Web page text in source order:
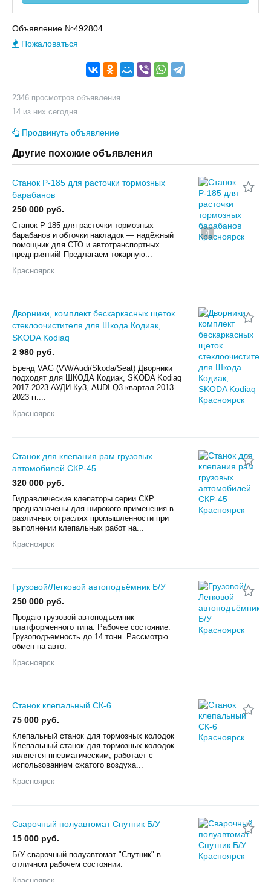
Объявление №492804
Пожаловаться
2346 просмотров объявления
14 из них сегодня
Продвинуть объявление
Другие похожие объявления
4
Станок Р-185 для расточки тормозных
барабанов
250 000 руб.
Станок Р-185 для расточки тормозных
барабанов и обточки накладок — надёжный
помощник для СТО и автотранспортных
предприятий! Предлагаем токарную...
Красноярск
Дворники, комплект бескаркасных щеток
стеклоочистителя для Шкода Кодиак,
SKODA Kodiaq
2 980 руб.
Бренд VAG (VW/Audi/Skoda/Seat) Дворники
подходят для ШКОДА Кодиак, SKODA Kodiaq
2017-2023 АУДИ Ку3, AUDI Q3 квартал 2013-
2023 гг....
Красноярск
Станок для клепания рам грузовых
автомобилей СКР-45
320 000 руб.
Гидравлические клепаторы серии СКР
предназначены для широкого применения в
различных отраслях промышленности при
выполнении клепальных работ на...
Красноярск
Грузовой/Легковой автоподъёмник Б/У
250 000 руб.
Продаю грузовой автоподъемник
платформенного типа. Рабочее состояние.
Грузоподъемность до 14 тонн. Рассмотрю
обмен на авто.
Красноярск
Станок клепальный СК-6
75 000 руб.
Клепальный станок для тормозных колодок
Клепальный станок для тормозных колодок
является пневматическим, работает с
использованием сжатого воздуха...
Красноярск
Сварочный полуавтомат Спутник Б/У
15 000 руб.
Б/У сварочный полуавтомат "Спутник" в
отличном рабочем состоянии.